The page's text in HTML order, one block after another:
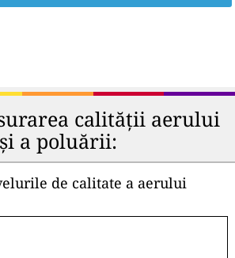
calității aerului
și a poluării:
de calitate a aerului